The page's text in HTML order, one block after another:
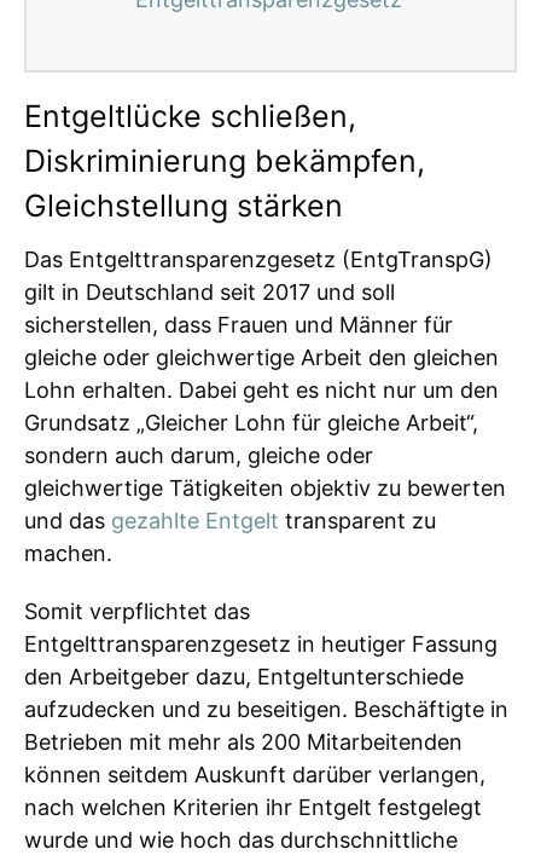
Entgeltlücke schließen,
Diskriminierung bekämpfen,
Gleichstellung stärken
Das Entgelttransparenzgesetz (EntgTranspG)
gilt in Deutschland seit 2017 und soll
sicherstellen, dass Frauen und Männer für
gleiche oder gleichwertige Arbeit den gleichen
Lohn erhalten. Dabei geht es nicht nur um den
Grundsatz „Gleicher Lohn für gleiche Arbeit“,
sondern auch darum, gleiche oder
gleichwertige Tätigkeiten objektiv zu bewerten
und das gezahlte Entgelt transparent zu
machen.
Somit verpflichtet das
Entgelttransparenzgesetz in heutiger Fassung
den Arbeitgeber dazu, Entgeltunterschiede
aufzudecken und zu beseitigen. Beschäftigte in
Betrieben mit mehr als 200 Mitarbeitenden
können seitdem Auskunft darüber verlangen,
nach welchen Kriterien ihr Entgelt festgelegt
wurde und wie hoch das durchschnittliche